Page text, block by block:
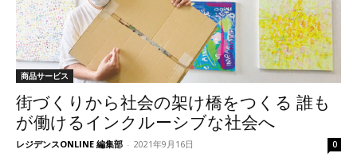
商品サービス
街づくりから社会の架け橋をつくる 誰も
が働けるインクルーシブな社会へ
レジデンスONLINE 編集部 - 2021年9月16日 0